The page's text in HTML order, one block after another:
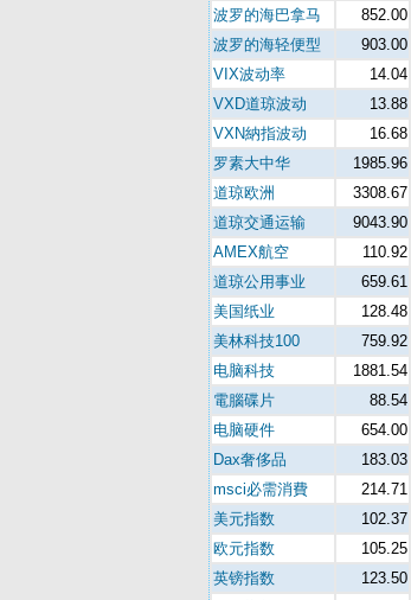
波罗的海巴拿马
852.00
波罗的海轻便型
903.00
VIX波动率
14.04
VXD道琼波动
13.88
VXN納指波动
16.68
罗素大中华
1985.96
道琼欧洲
3308.67
道琼交通运输
9043.90
AMEX航空
110.92
道琼公用事业
659.61
美国纸业
128.48
美林科技100
759.92
电脑科技
1881.54
電腦碟片
88.54
电脑硬件
654.00
Dax奢侈品
183.03
msci必需消費
214.71
美元指数
102.37
欧元指数
105.25
英镑指数
123.50